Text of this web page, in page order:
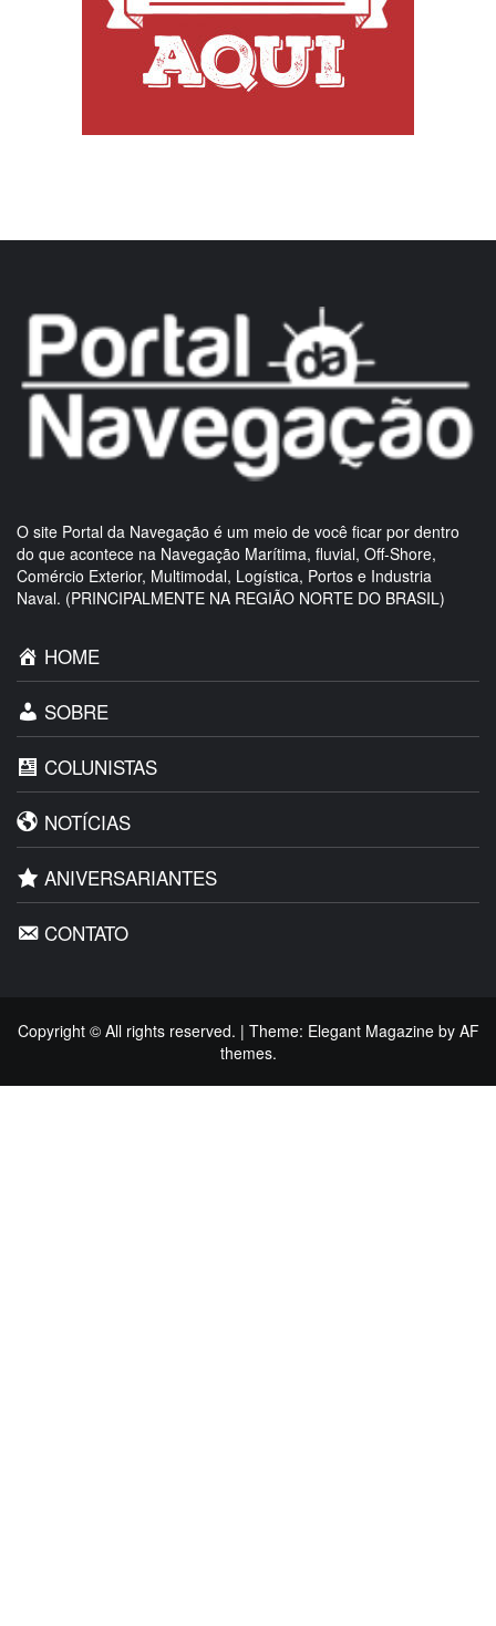
O site Portal da Navegação é um meio de você ficar por dentro
do que acontece na Navegação Marítima, fluvial, Off-Shore,
Comércio Exterior, Multimodal, Logística, Portos e Industria
Naval. (PRINCIPALMENTE NA REGIÃO NORTE DO BRASIL)
HOME
SOBRE
COLUNISTAS
NOTÍCIAS
ANIVERSARIANTES
CONTATO
Copyright © All rights reserved. | Theme: Elegant Magazineby AF
themes.